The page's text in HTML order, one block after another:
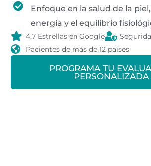
Enfoque en la salud de la
energía y el equilibrio
4,7 Estrellas en Google
Pacientes de más de 12 países
PROGRAMA TU
PERSONALIZADA